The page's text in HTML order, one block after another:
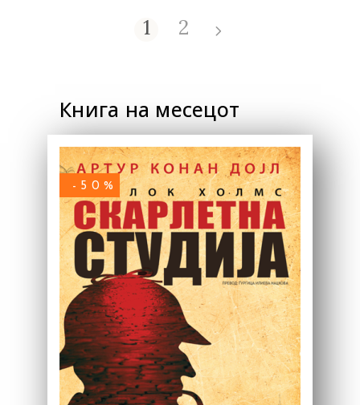
1 2
Книга на месецот
-50%